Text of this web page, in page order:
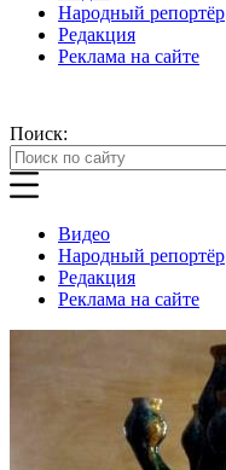
Народный репортёр
Редакция
Реклама на сайте
Поиск:
Видео
Народный репортёр
Редакция
Реклама на сайте